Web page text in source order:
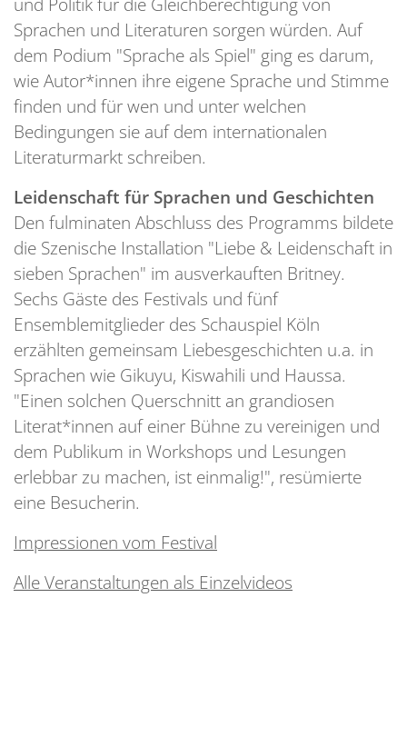
Sprachen und Literaturen sorgen würden. Auf
dem Podium "Sprache als Spiel" ging es darum,
wie Autor*innen ihre eigene Sprache und Stimme
finden und für wen und unter welchen
Bedingungen sie auf dem internationalen
Literaturmarkt schreiben.
Leidenschaft für Sprachen und Geschichten
Den fulminaten Abschluss des Programms bildete
die Szenische Installation "Liebe & Leidenschaft in
sieben Sprachen" im ausverkauften Britney.
Sechs Gäste des Festivals und fünf
Ensemblemitglieder des Schauspiel Köln
erzählten gemeinsam Liebesgeschichten u.a. in
Sprachen wie Gikuyu, Kiswahili und Haussa.
"Einen solchen Querschnitt an grandiosen
Literat*innen auf einer Bühne zu vereinigen und
dem Publikum in Workshops und Lesungen
erlebbar zu machen, ist einmalig!", resümierte
eine Besucherin.
Impressionen vom Festival
Alle Veranstaltungen als Einzelvideos